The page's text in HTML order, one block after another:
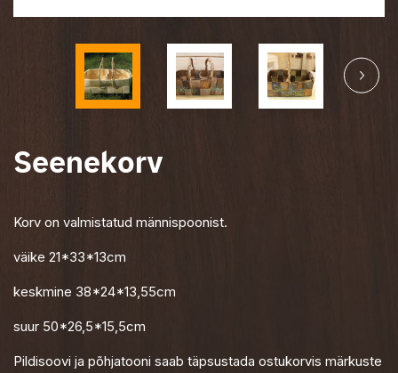
Puidust köögitarvikud Ava
Sisustustooted Ava
Eesti disain
Seenekorv
Korv on valmistatud männispoonist.
väike 21*33*13cm
keskmine 38*24*13,55cm
suur 50*26,5*15,5cm
Pildisoovi ja põhjatooni saab täpsustada ostukorvis märkuste